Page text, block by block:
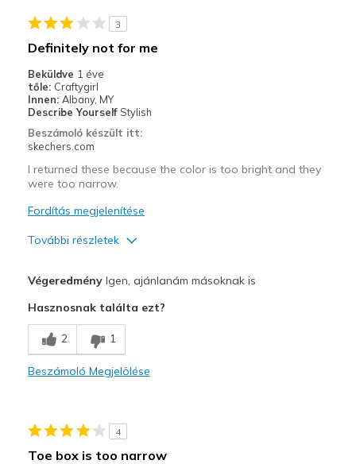
3
Definitely not for me
Beküldve 1 éve
tőle: Craftygirl
Innen: Albany, MY
Describe Yourself Stylish
Beszámoló készült itt:
skechers.com
I returned these because the color is too bright and they
were too narrow.
Fordítás megjelenítése
További részletek
Width
Sizing
View On Shoes
I'm Really Into Shoes
VégeredményIgen, ajánlanám másoknak is
Hasznosnak találta ezt?
2 1
Beszámoló Megjelölése
4
Toe box is too narrow